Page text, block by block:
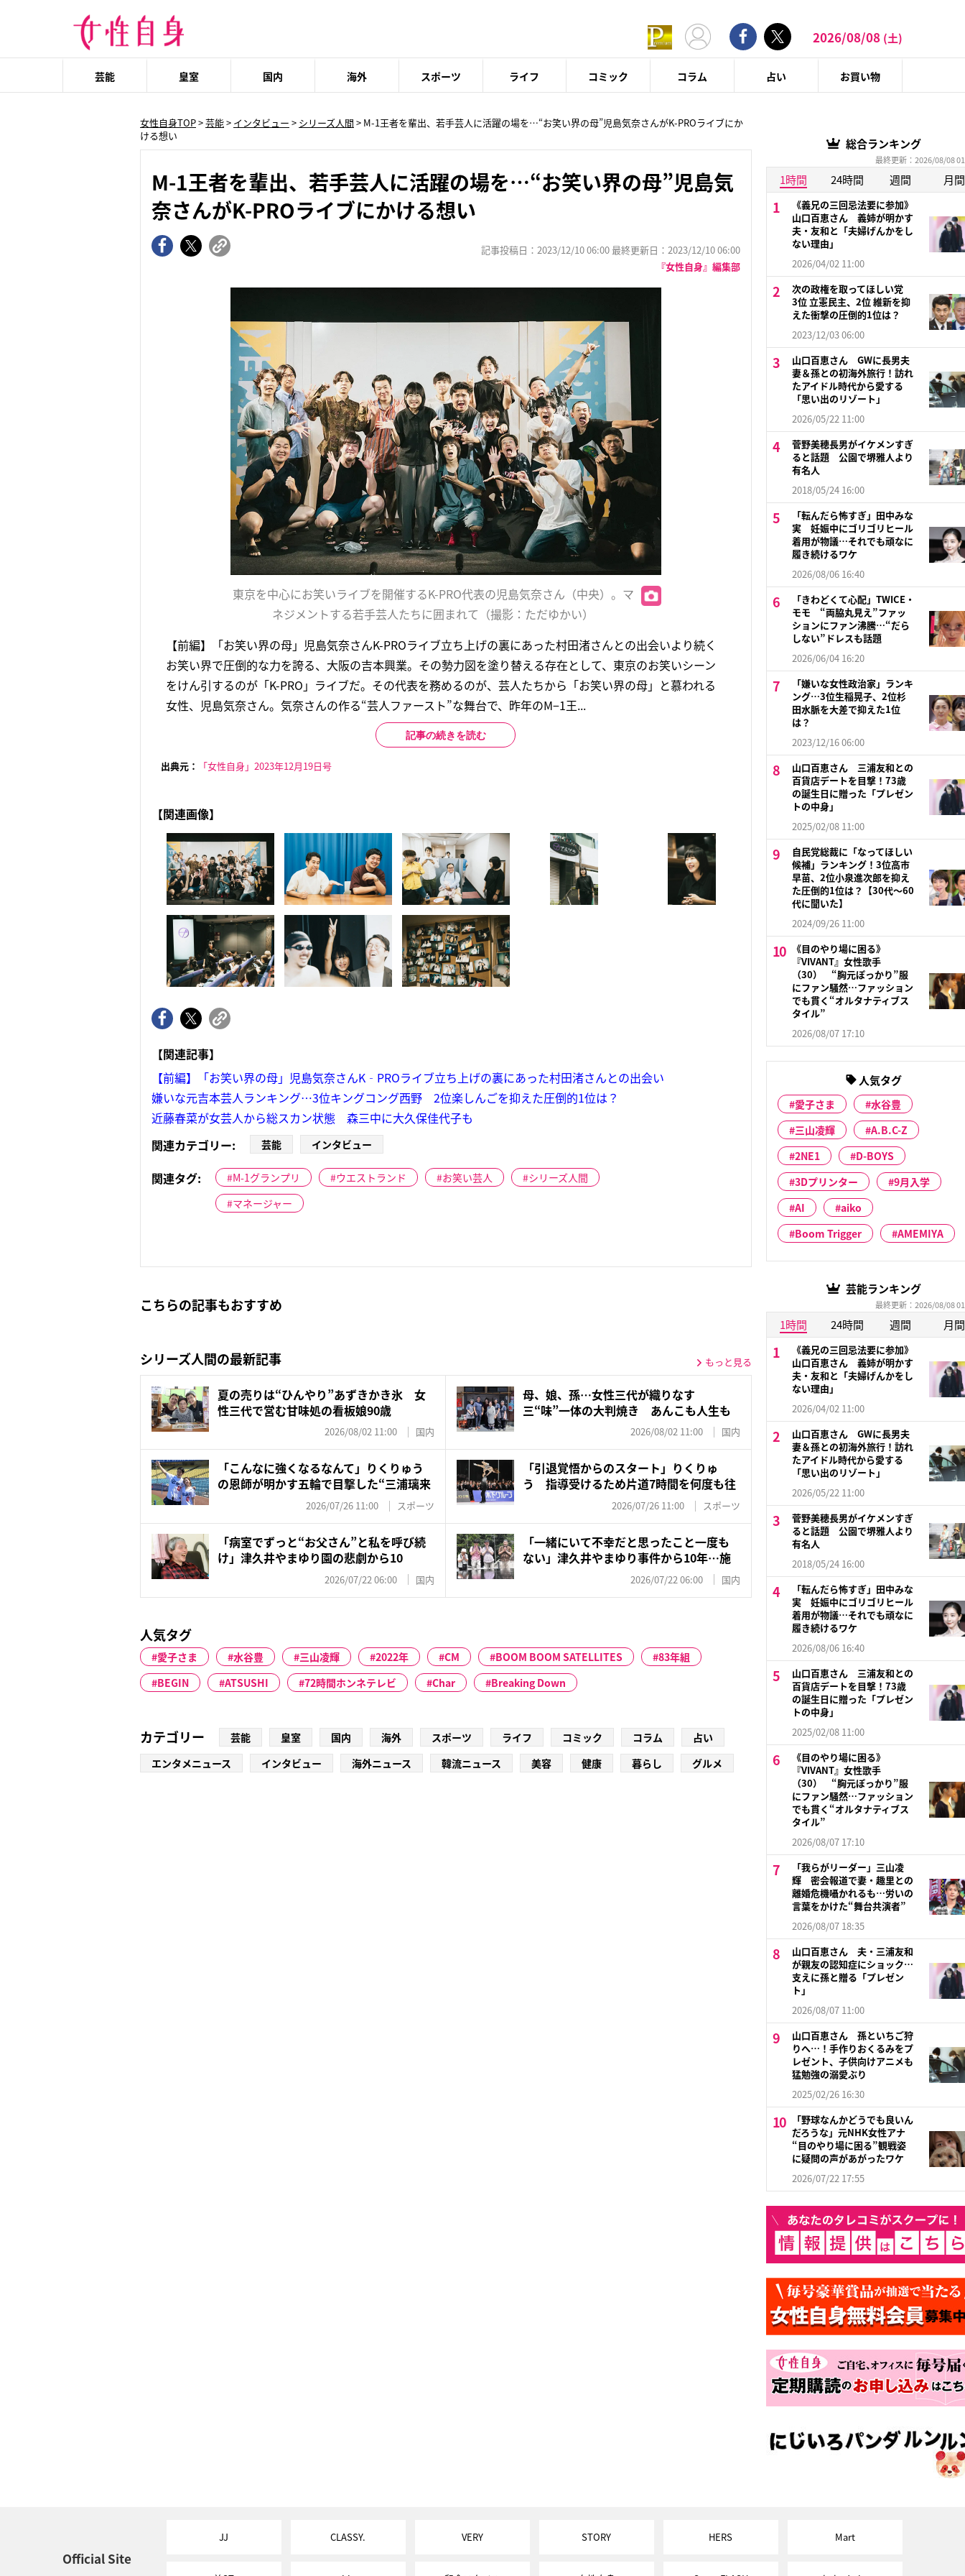
2026/08/08 (土)
芸能 皇室 国内 海外 スポーツ ライフ コミック コラム 占い お買い物
女性自身TOP>芸能> インタビュー > シリーズ人間 > M-1王者を輩出、若手芸人に活躍の場を…“お笑い界の母”児島気奈さんがK-PROライブにか
ける想い
M-1王者を輩出、若手芸人に活躍の場を…“お笑い界の母”児島気
奈さんがK-PROライブにかける想い
記事投稿日：2023/12/10 06:00 最終更新日：2023/12/10 06:00
『女性自身』編集部
東京を中心にお笑いライブを開催するK-PRO代表の児島気奈さん（中央）。マ
ネジメントする若手芸人たちに囲まれて（撮影：ただゆかい）
【前編】「お笑い界の母」児島気奈さんK-PROライブ立ち上げの裏にあった村田渚さんとの出会いより続く
お笑い界で圧倒的な力を誇る、大阪の吉本興業。その勢力図を塗り替える存在として、東京のお笑いシーン
をけん引するのが「K-PRO」ライブだ。その代表を務めるのが、芸人たちから「お笑い界の母」と慕われる
女性、児島気奈さん。気奈さんの作る“芸人ファースト”な舞台で、昨年のM−1王...
記事の続きを読む
出典元： 「女性自身」2023年12月19日号
【関連画像】
【関連記事】
【前編】「お笑い界の母」児島気奈さんK‐PROライブ立ち上げの裏にあった村田渚さんとの出会い
嫌いな元吉本芸人ランキング…3位キングコング西野 2位楽しんごを抑えた圧倒的1位は？
近藤春菜が女芸人から総スカン状態 森三中に大久保佳代子も
関連カテゴリー:
芸能 インタビュー
関連タグ: M-1グランプリ ウエストランド お笑い芸人
シリーズ人間
マネージャー
こちらの記事もおすすめ
シリーズ人間の最新記事 もっと見る
夏の売りは“ひんやり”あずきかき氷 女
性三代で営む甘味処の看板娘90歳
2026/08/02 11:00 国内
母、娘、孫…女性三代が織りなす
三“味”一体の大判焼き あんこも人生も
2026/08/02 11:00 国内
「こんなに強くなるなんて」りくりゅう
の恩師が明かす五輪で目撃した“三浦璃来
2026/07/26 11:00 スポーツ
「引退覚悟からのスタート」りくりゅ
う 指導受けるため片道7時間を何度も往
2026/07/26 11:00 スポーツ
「病室でずっと“お父さん”と私を呼び続
け」津久井やまゆり園の悲劇から10
2026/07/22 06:00 国内
「一緒にいて不幸だと思ったこと一度も
ない」津久井やまゆり事件から10年…施
2026/07/22 06:00 国内
人気タグ
愛子さま 水谷豊 三山凌輝 2022年 CM BOOM BOOM SATELLITES
83年組
BEGIN
ATSUSHI 72時間ホンネテレビ Char Breaking Down
カテゴリー 芸能 皇室 国内 海外 スポーツ ライフ コミック コラム
占い
エンタメニュース
インタビュー 海外ニュース 韓流ニュース 美容 健康 暮らし グルメ
総合ランキング
最終更新：2026/08/08
1時間 24時間 週間 月間
《義兄の三回忌法要に参加》
山口百恵さん 義姉が明かす
夫・友和と「夫婦げんかをし
ない理由」
2026/04/02 11:00
次の政権を取ってほしい党
3位 立憲民主、2位 維新を抑
えた衝撃の圧倒的1位は？
2023/12/03 06:00
山口百恵さん GWに長男夫
妻＆孫との初海外旅行！訪れ
たアイドル時代から愛する
「思い出のリゾート」
2026/05/22 11:00
菅野美穂長男がイケメンすぎ
ると話題 公園で堺雅人より
有名人
2018/05/24 16:00
「転んだら怖すぎ」田中みな
実 妊娠中にゴリゴリヒール
着用が物議…それでも頑なに
履き続けるワケ
2026/08/06 16:40
「きわどくて心配」TWICE・
モモ “両脇丸見え”ファッ
ションにファン沸騰…“だら
しない”ドレスも話題
2026/06/04 16:20
「嫌いな女性政治家」ランキ
ング…3位生稲晃子、2位杉
田水脈を大差で抑えた1位
は？
2023/12/16 06:00
山口百恵さん 三浦友和との
百貨店デートを目撃！73歳
の誕生日に贈った「プレゼン
トの中身」
2025/02/08 11:00
自民党総裁に「なってほしい
候補」ランキング！3位高市
早苗、2位小泉進次郎を抑え
た圧倒的1位は？【30代〜60
代に聞いた】
2024/09/26 11:00
《目のやり場に困る》
『VIVANT』女性歌手
（30） “胸元ぽっかり”服
にファン騒然…ファッション
でも貫く“オルタナティブス
タイル”
2026/08/07 17:10
人気タグ
愛子さま
水谷豊
三山凌輝
A.B.C-Z
2NE1
D-BOYS
3Dプリンター
9月入学
AI
aiko
Boom Trigger
AMEMIYA
芸能ランキング
最終更新：2026/08/08
1時間 24時間 週間 月間
《義兄の三回忌法要に参加》
山口百恵さん 義姉が明かす
夫・友和と「夫婦げんかをし
ない理由」
2026/04/02 11:00
山口百恵さん GWに長男夫
妻＆孫との初海外旅行！訪れ
たアイドル時代から愛する
「思い出のリゾート」
2026/05/22 11:00
菅野美穂長男がイケメンすぎ
ると話題 公園で堺雅人より
有名人
2018/05/24 16:00
「転んだら怖すぎ」田中みな
実 妊娠中にゴリゴリヒール
着用が物議…それでも頑なに
履き続けるワケ
2026/08/06 16:40
山口百恵さん 三浦友和との
百貨店デートを目撃！73歳
の誕生日に贈った「プレゼン
トの中身」
2025/02/08 11:00
《目のやり場に困る》
『VIVANT』女性歌手
（30） “胸元ぽっかり”服
にファン騒然…ファッション
でも貫く“オルタナティブス
タイル”
2026/08/07 17:10
「我らがリーダー」三山凌
輝 密会報道で妻・趣里との
離婚危機囁かれるも…労いの
言葉をかけた“舞台共演者”
2026/08/07 18:35
山口百恵さん 夫・三浦友和
が親友の認知症にショック…
支えに孫と贈る「プレゼン
ト」
2026/08/07 11:00
山口百恵さん 孫といちご狩
りへ…！手作りおくるみをプ
レゼント、子供向けアニメも
猛勉強の溺愛ぶり
2025/02/26 16:30
「野球なんかどうでも良いん
だろうな」元NHK女性アナ
“目のやり場に困る”観戦姿
に疑問の声があがったワケ
2026/07/22 17:55
Official Site
JJ CLASSY. VERY STORY HERS Mart